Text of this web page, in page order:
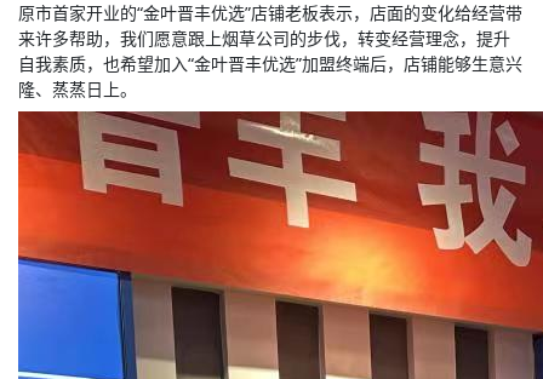
原市首家开业的“金叶晋丰优选”店铺老板表示，店面的变化给经营带
来许多帮助，我们愿意跟上烟草公司的步伐，转变经营理念，提升
自我素质，也希望加入“金叶晋丰优选”加盟终端后，店铺能够生意兴
隆、蒸蒸日上。